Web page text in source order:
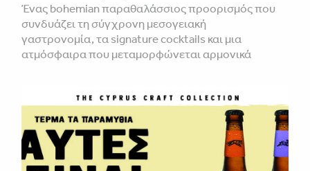
Ένας bohemian παραθαλάσσιος προορισμός που
συνδυάζει τη σύγχρονη μεσογειακή
γαστρονομία, τα signature cocktails και μια
ατμόσφαιρα που μεταμορφώνεται αρμονικά